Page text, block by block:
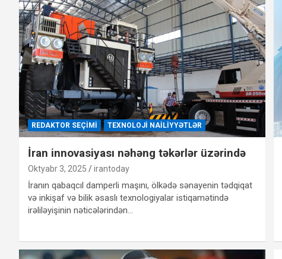
REDAKTOR SEÇIMI TEXNOLOJI NAILIYYƏTLƏR
İran innovasiyası nəhəng təkərlər üzərində
Oktyabr 3, 2025 irantoday
İranın qabaqcıl damperli maşını, ölkədə sənayenin tədqiqat
və inkişaf və bilik əsaslı texnologiyalar istiqamətində
irəliləyişinin nəticələrindən…